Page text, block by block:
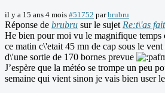
il y a 15 ans 4 mois #51752 parbrubru
Réponse de brubru sur le sujet Re:t\'as
He bien pour moi vu le magnifique temps
ce matin c\'etait 45 mn de cap sous le
d\'une sortie de 170 bornes prevue
J’espère que la météo se trompe un peu
semaine qui vient sinon je vais bien user